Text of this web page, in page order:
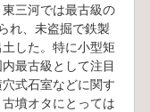
三河では最古級の
れ、未盗掘で鉄製
した。特に小型矩
最古級として注目
式石室などに関す
墳オタにとっては